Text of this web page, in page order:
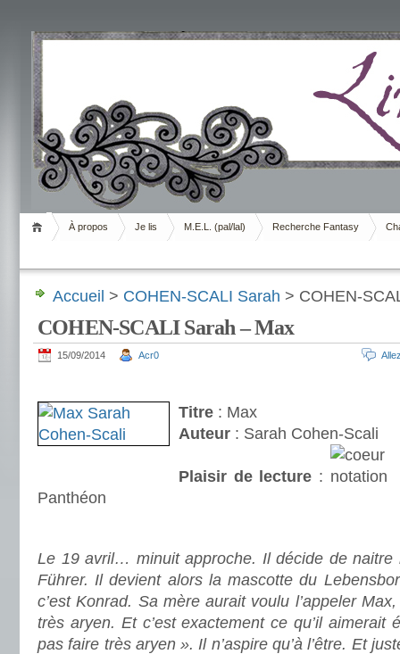
Livrement
À propos Je lis M.E.L. (pal/lal) Recherche Fantasy
Accueil > COHEN-SCALI Sarah > COHEN-
COHEN-SCALI Sarah – Max
15/09/2014 Acr0
Titre : Max
Auteur : Sarah Cohen-Scali
Plaisir de lecture :
Panthéon
Le 19 avril… minuit approche. Il décide de naitre
Führer. Il devient alors la mascotte du
c’est Konrad. Sa mère aurait voulu l’appeler
très aryen. Et c’est exactement ce qu’il aimerait
pas faire très aryen ». Il n’aspire qu’à l’être. Et